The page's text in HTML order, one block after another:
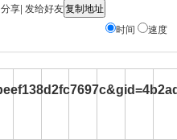
分享| 发给好友
时间 速度